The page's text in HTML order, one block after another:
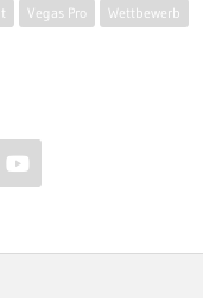
Vegas Pro Wettbewerb